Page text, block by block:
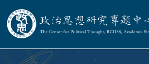
政治思想研究專題中心
:::